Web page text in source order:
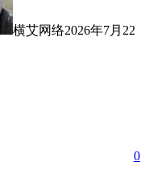
横艾网络2026年7月22
0